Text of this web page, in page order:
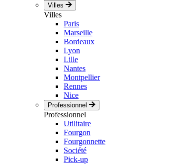
Villes
Villes
Paris
Marseille
Bordeaux
Lyon
Lille
Nantes
Montpellier
Rennes
Nice
Professionnel
Professionnel
Utilitaire
Fourgon
Fourgonnette
Société
Pick-up